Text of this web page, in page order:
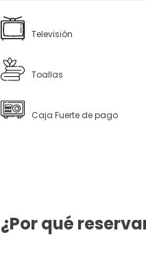
Televisión
Toallas
Caja Fuerte de pago
¿Por qué